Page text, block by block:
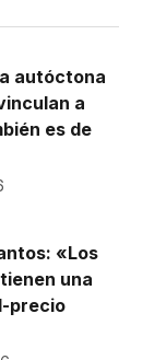
autóctona
a
es de
«Los
una
precio